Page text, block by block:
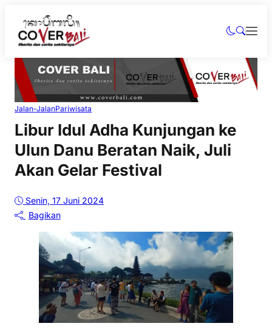
Jalan-JalanPariwisata
Libur Idul Adha Kunjungan ke
Ulun Danu Beratan Naik, Juli
Akan Gelar Festival
Senin, 17 Juni 2024
Bagikan